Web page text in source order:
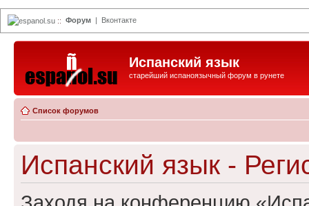
espanol.su :: Форум | Вконтакте
Испанский язык
старейший испаноязычный форум в рунете
Список форумов
Испанский язык -